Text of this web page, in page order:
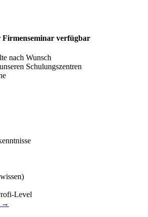
Firmenseminar verfügbar
nach Wunsch
Schulungszentren
Level
→